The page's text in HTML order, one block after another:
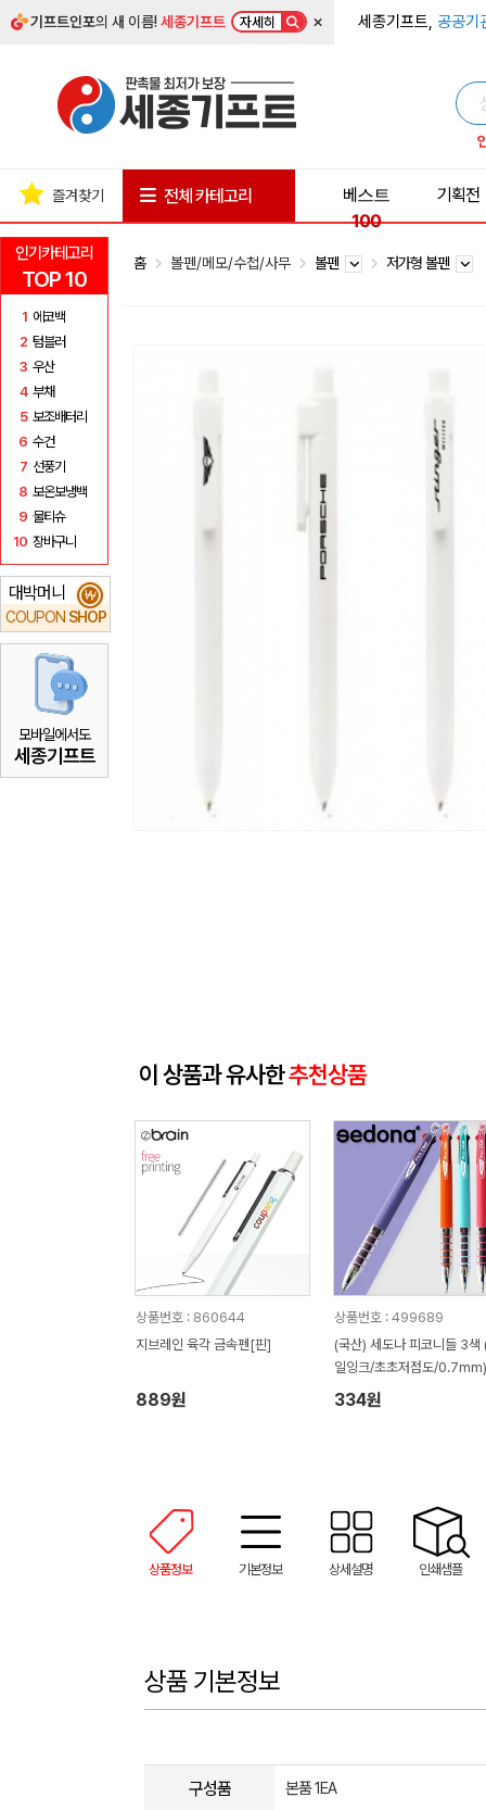
기프트인포의 새 이름!세종기프트 자세히 × 세종기프트, 공공기
인기카테고리
TOP 10
1 에코백
2 텀블러
3 우산
4 부채
5 보조배터리
6 수건
7 선풍기
8 보온보냉백
9 물티슈
10 장바구니
대박머니
COUPON SHOP
₩
모바일에서도
세종기프트
즐겨찾기 전체 카테고리
베스트
100
기획전
홈 볼펜/메모/수첩/사무 볼펜 저가형 볼펜
이 상품과 유사한추천상품
상품번호 : 860644
지브레인 육각 금속펜[핀]
889원
상품번호 : 499689
(국산) 세도나 피코니들 3색
일잉크/초초저점도/0.7mm)
334원
상품정보 기본정보 상세설명 인쇄샘플
상품 기본정보
구성품 본품 1EA